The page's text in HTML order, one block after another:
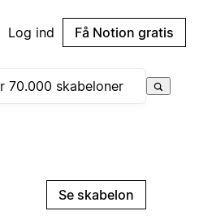
Log ind Få Notion gratis
Se skabelon